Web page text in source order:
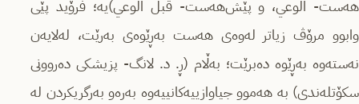
هەست- الوعي، و پێش‌هەست- قبل الوعي)یە؛ فرۆید پێی
وابوو مرۆڤ زیاتر لەوەی هەست بەڕێوەی بەرێت، لەلایەن
نەستەوە بەڕێوە دەبرێت؛ بەڵام (ڕ. د. لانگ- پزیشکی دەروونی
سکۆتلەندی) بە هەموو جیاوازییەکانییەوە بەرەو بەرگریکردن لە